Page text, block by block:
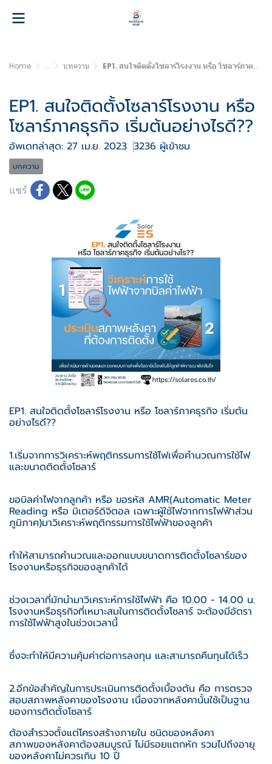
Home ... บทความ EP1. สนใจติดตั้งโซลาร์โรงงาน หรือ โซลาร์ภาคธุรกิจ เริ่มต้นอย่างไรดี??
EP1. สนใจติดตั้งโซลาร์โรงงาน หรือ
โซลาร์ภาคธุรกิจ เริ่มต้นอย่างไรดี??
อัพเดทล่าสุด: 27 เม.ย. 2023 3236 ผู้เข้าชม
บทความ
แชร์
EP1. สนใจติดตั้งโซลาร์โรงงาน หรือ โซลาร์ภาคธุรกิจ เริ่มต้น
อย่างไรดี??
1.เริ่มจากการวิเคราะห์พฤติกรรมการใช้ไฟเพื่อคำนวณการใช้ไฟ
และขนาดติดตั้งโซลาร์
ขอบิลค่าไฟจากลูกค้า หรือ ขอรหัส AMR(Automatic Meter
Reading หรือ มิเตอร์ดิจิตอล เฉพาะผู้ใช้ไฟจากการไฟฟ้าส่วน
ภูมิภาค)มาวิเคราะห์พฤติกรรมการใช้ไฟฟ้าของลูกค้า
ทำให้สามารถคำนวณและออกแบบขนาดการติดตั้งโซลาร์ของ
โรงงานหรือธุรกิจของลูกค้าได้
ช่วงเวลาที่มักนำมาวิเคราะห์การใช้ไฟฟ้า คือ 10.00 - 14.00 น.
โรงงานหรือธุรกิจที่เหมาะสมในการติดตั้งโซลาร์ จะต้องมีอัตรา
การใช้ไฟฟ้าสูงในช่วงเวลานี้
ซึ่งจะทำให้มีความคุ้มค่าต่อการลงทุน และสามารถคืนทุนได้เร็ว
2.อีกข้อสำคัญในการประเมินการติดตั้งเบื้องต้น คือ การตรวจ
สอบสภาพหลังคาของโรงงาน เนื่องจากหลังคานั้นใช้เป็นฐาน
ของการติดตั้งโซลาร์
ต้องสำรวจตั้งแต่โครงสร้างภายใน ชนิดของหลังคา
สภาพของหลังคาต้องสมบูรณ์ ไม่มีรอยแตกหัก รวมไปถึงอายุ
ของหลังคาไม่ควรเกิน 10 ปี